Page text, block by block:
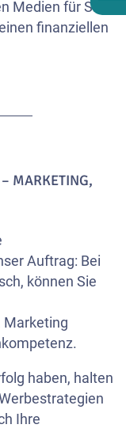
Medien für Sie –
finanziellen
MARKETING,
Auftrag: Bei
können Sie
Marketing
haben, halten
Ihre